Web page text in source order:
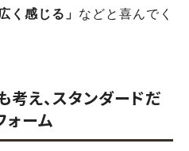
く感じる」 などと喜んでく
え、スタンダードだ
ォーム